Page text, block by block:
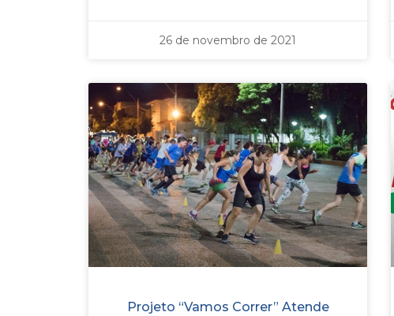
26 de novembro de 2021
Projeto “Vamos Correr” Atende